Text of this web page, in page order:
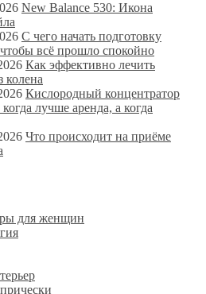
New Balance 530: Икона
С чего начать подготовку
всё прошло спокойно
Как эффективно лечить
колена
Кислородный концентратор
лучше аренда, а когда
Что происходит на приёме
для женщин